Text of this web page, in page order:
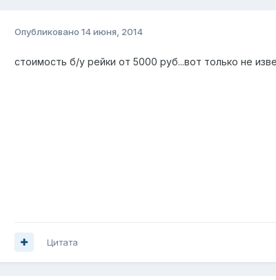
Опубликовано 14 июня, 2014
стоимость б/у рейки от 5000 руб...вот только не
Цитата